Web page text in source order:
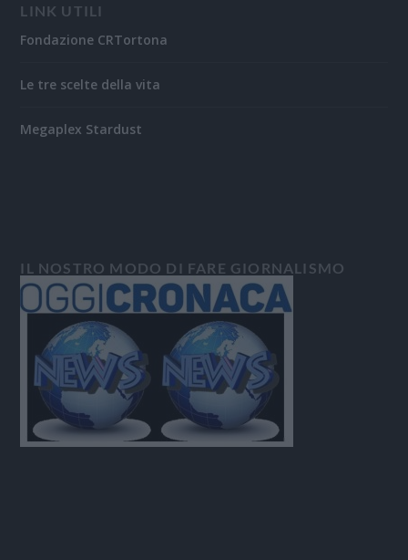
LINK UTILI
Fondazione CRTortona
Le tre scelte della vita
Megaplex Stardust
IL NOSTRO MODO DI FARE GIORNALISMO